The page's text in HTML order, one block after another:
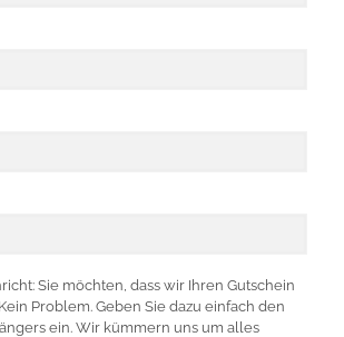
Sie möchten, dass wir Ihren Gutschein
Problem. Geben Sie dazu einfach den
ein. Wir kümmern uns um alles